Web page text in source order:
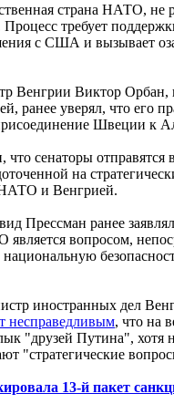
страна НАТО, не
требует
с США и вызывает
Венгрии Виктор Орбан,
ранее уверял, что его
Швеции к
сенаторы отправятся
на
и Венгрией.
Прессман ранее
вопросом,
иностранных дел
несправедливым, что на
"друзей Путина", хотя
"стратегические
13-й пакет